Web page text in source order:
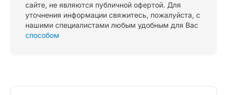
сайте, не являются публичной офертой. Для
уточнения информации свяжитесь, пожалуйста, с
нашими специалистами любым удобным для Вас
способом